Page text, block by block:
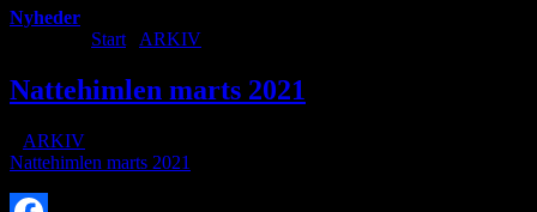
Nyheder
Start ARKIV
Nattehimlen marts 2021
ARKIV
Nattehimlen marts 2021